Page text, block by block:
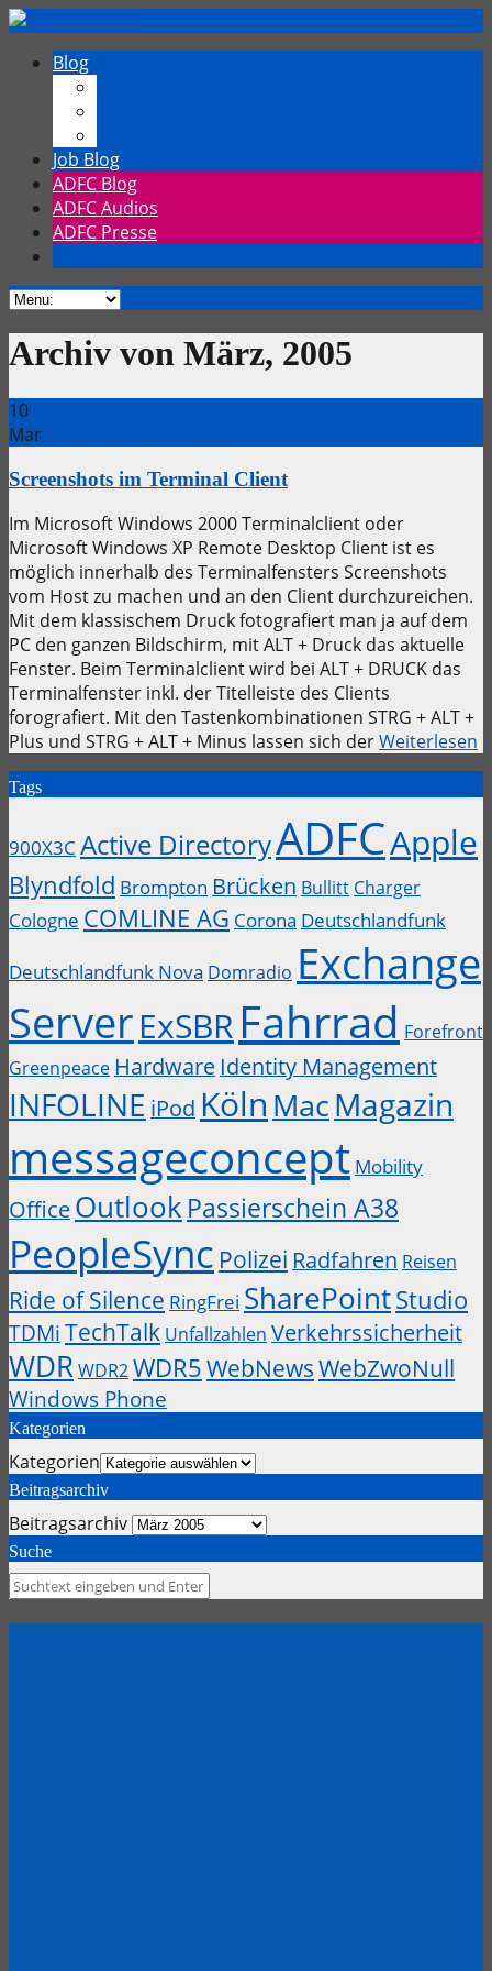
Blog
Job Blog
ADFC Blog
ADFC Audios
ADFC Presse
Archiv von März, 2005
10
Mar
Screenshots im Terminal Client
Im Microsoft Windows 2000 Terminalclient oder
Microsoft Windows XP Remote Desktop Client ist es
möglich innerhalb des Terminalfensters Screenshots
vom Host zu machen und an den Client durchzureichen.
Mit dem klassischem Druck fotografiert man ja auf dem
PC den ganzen Bildschirm, mit ALT + Druck das aktuelle
Fenster. Beim Terminalclient wird bei ALT + DRUCK das
Terminalfenster inkl. der Titelleiste des Clients
forografiert. Mit den Tastenkombinationen STRG + ALT +
Plus und STRG + ALT + Minus lassen sich derWeiterlesen
Tags
900X3C Active DirectoryADFCApple
Blyndfold Brompton Brücken Bullitt Charger
Cologne COMLINE AG Corona Deutschlandfunk
Deutschlandfunk Nova Domradio Exchange
ServerExSBR Fahrrad Forefront
Greenpeace Hardware Identity Management
INFOLINE iPod Köln MacMagazin
messageconcept Mobility
OfficeOutlook Passierschein A38
PeopleSync Polizei Radfahren Reisen
Ride of Silence RingFrei SharePointStudio
TDMi TechTalk Unfallzahlen Verkehrssicherheit
WDRWDR2WDR5WebNewsWebZwoNull
Windows Phone
Kategorien
Kategorien
Beitragsarchiv
Beitragsarchiv
Suche